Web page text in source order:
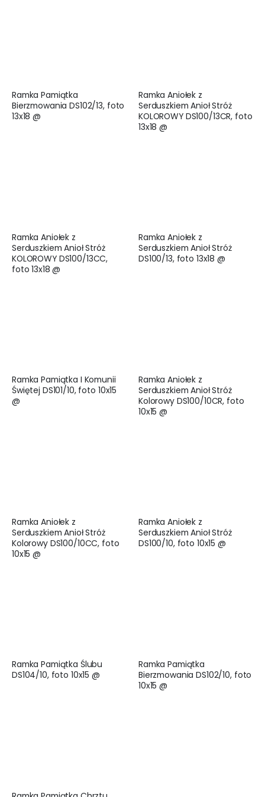
Ramka Pamiątka
Bierzmowania DS102/13, foto
13x18 @
Ramka Aniołek z
Serduszkiem Anioł Stróż
KOLOROWY DS100/13CR, foto
13x18 @
Ramka Aniołek z
Serduszkiem Anioł Stróż
KOLOROWY DS100/13CC,
foto 13x18 @
Ramka Aniołek z
Serduszkiem Anioł Stróż
DS100/13, foto 13x18 @
Ramka Pamiątka I Komunii
Świętej DS101/10, foto 10x15
@
Ramka Aniołek z
Serduszkiem Anioł Stróż
Kolorowy DS100/10CR, foto
10x15 @
Ramka Aniołek z
Serduszkiem Anioł Stróż
Kolorowy DS100/10CC, foto
10x15 @
Ramka Aniołek z
Serduszkiem Anioł Stróż
DS100/10, foto 10x15 @
Ramka Pamiątka Ślubu
DS104/10, foto 10x15 @
Ramka Pamiątka
Bierzmowania DS102/10, foto
10x15 @